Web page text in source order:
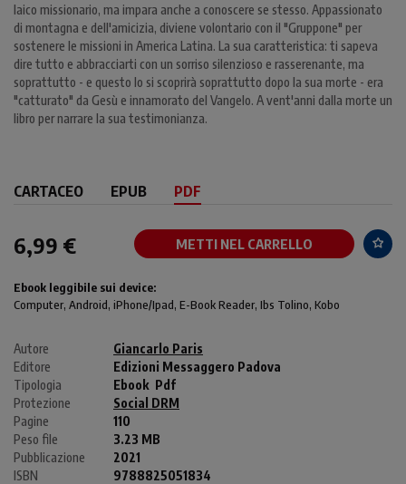
laico missionario, ma impara anche a conoscere se stesso. Appassionato
di montagna e dell'amicizia, diviene volontario con il "Gruppone" per
sostenere le missioni in America Latina. La sua caratteristica: ti sapeva
dire tutto e abbracciarti con un sorriso silenzioso e rasserenante, ma
soprattutto - e questo lo si scoprirà soprattutto dopo la sua morte - era
"catturato" da Gesù e innamorato del Vangelo. A vent'anni dalla morte un
libro per narrare la sua testimonianza.
CARTACEO EPUB PDF
6,99 € METTI NEL CARRELLO
Ebook leggibile sui device:
Computer, Android, iPhone/Ipad, E-Book Reader, Ibs Tolino, Kobo
Autore
Giancarlo Paris
Editore
Edizioni Messaggero Padova
Tipologia
Ebook Pdf
Protezione
Social DRM
Pagine
110
Peso file
3.23 MB
Pubblicazione
2021
ISBN
9788825051834